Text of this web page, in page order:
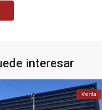
interesar
Venta